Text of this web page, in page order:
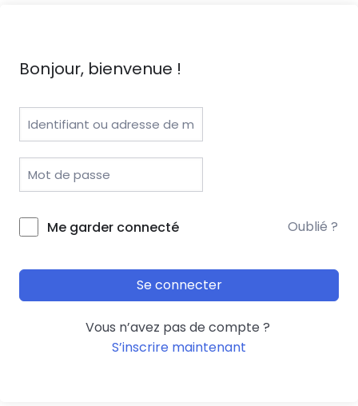
Bonjour, bienvenue !
Me garder connecté Oublié ?
Se connecter
Vous n’avez pas de compte ?
S’inscrire maintenant